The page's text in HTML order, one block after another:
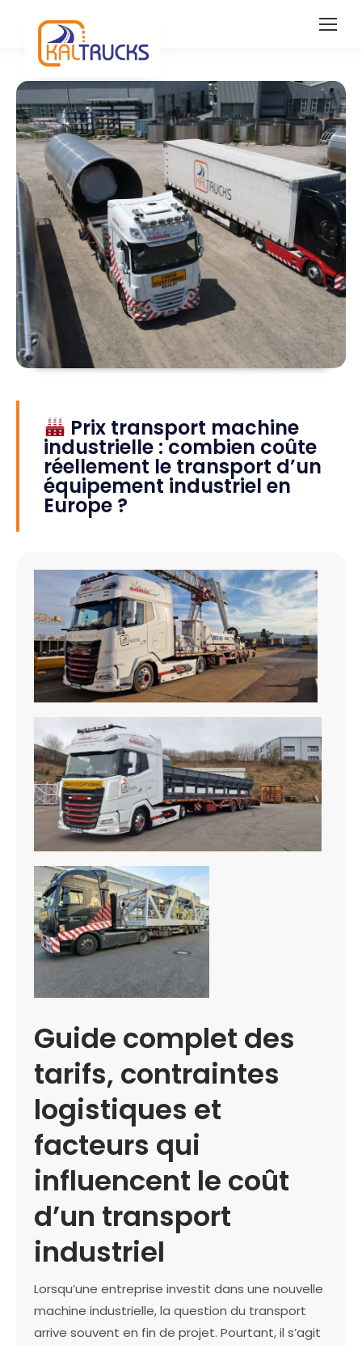
Prix transport machine
industrielle : combien coûte
réellement le transport d’un
équipement industriel en
Europe ?
Guide complet des
tarifs, contraintes
logistiques et
facteurs qui
influencent le coût
d’un transport
industriel
Lorsqu’une entreprise investit dans une nouvelle
machine industrielle, la question du transport
arrive souvent en fin de projet. Pourtant, il s’agit